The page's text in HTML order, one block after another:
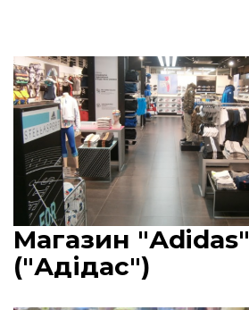
Магазин "Аdidas"
("Адідас")